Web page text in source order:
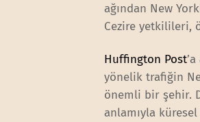
ağından New
Cezire yetkilileri,
Huffington Post
yönelik trafiğin
önemli bir şehir.
anlamıyla